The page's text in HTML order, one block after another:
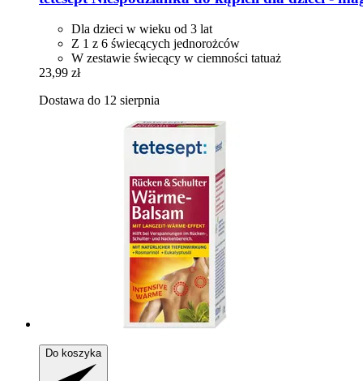
Dla dzieci w wieku od 3 lat
Z 1 z 6 świecących jednorożców
W zestawie świecący w ciemności tatuaż
23,99 zł
Dostawa do 12 sierpnia
Do koszyka